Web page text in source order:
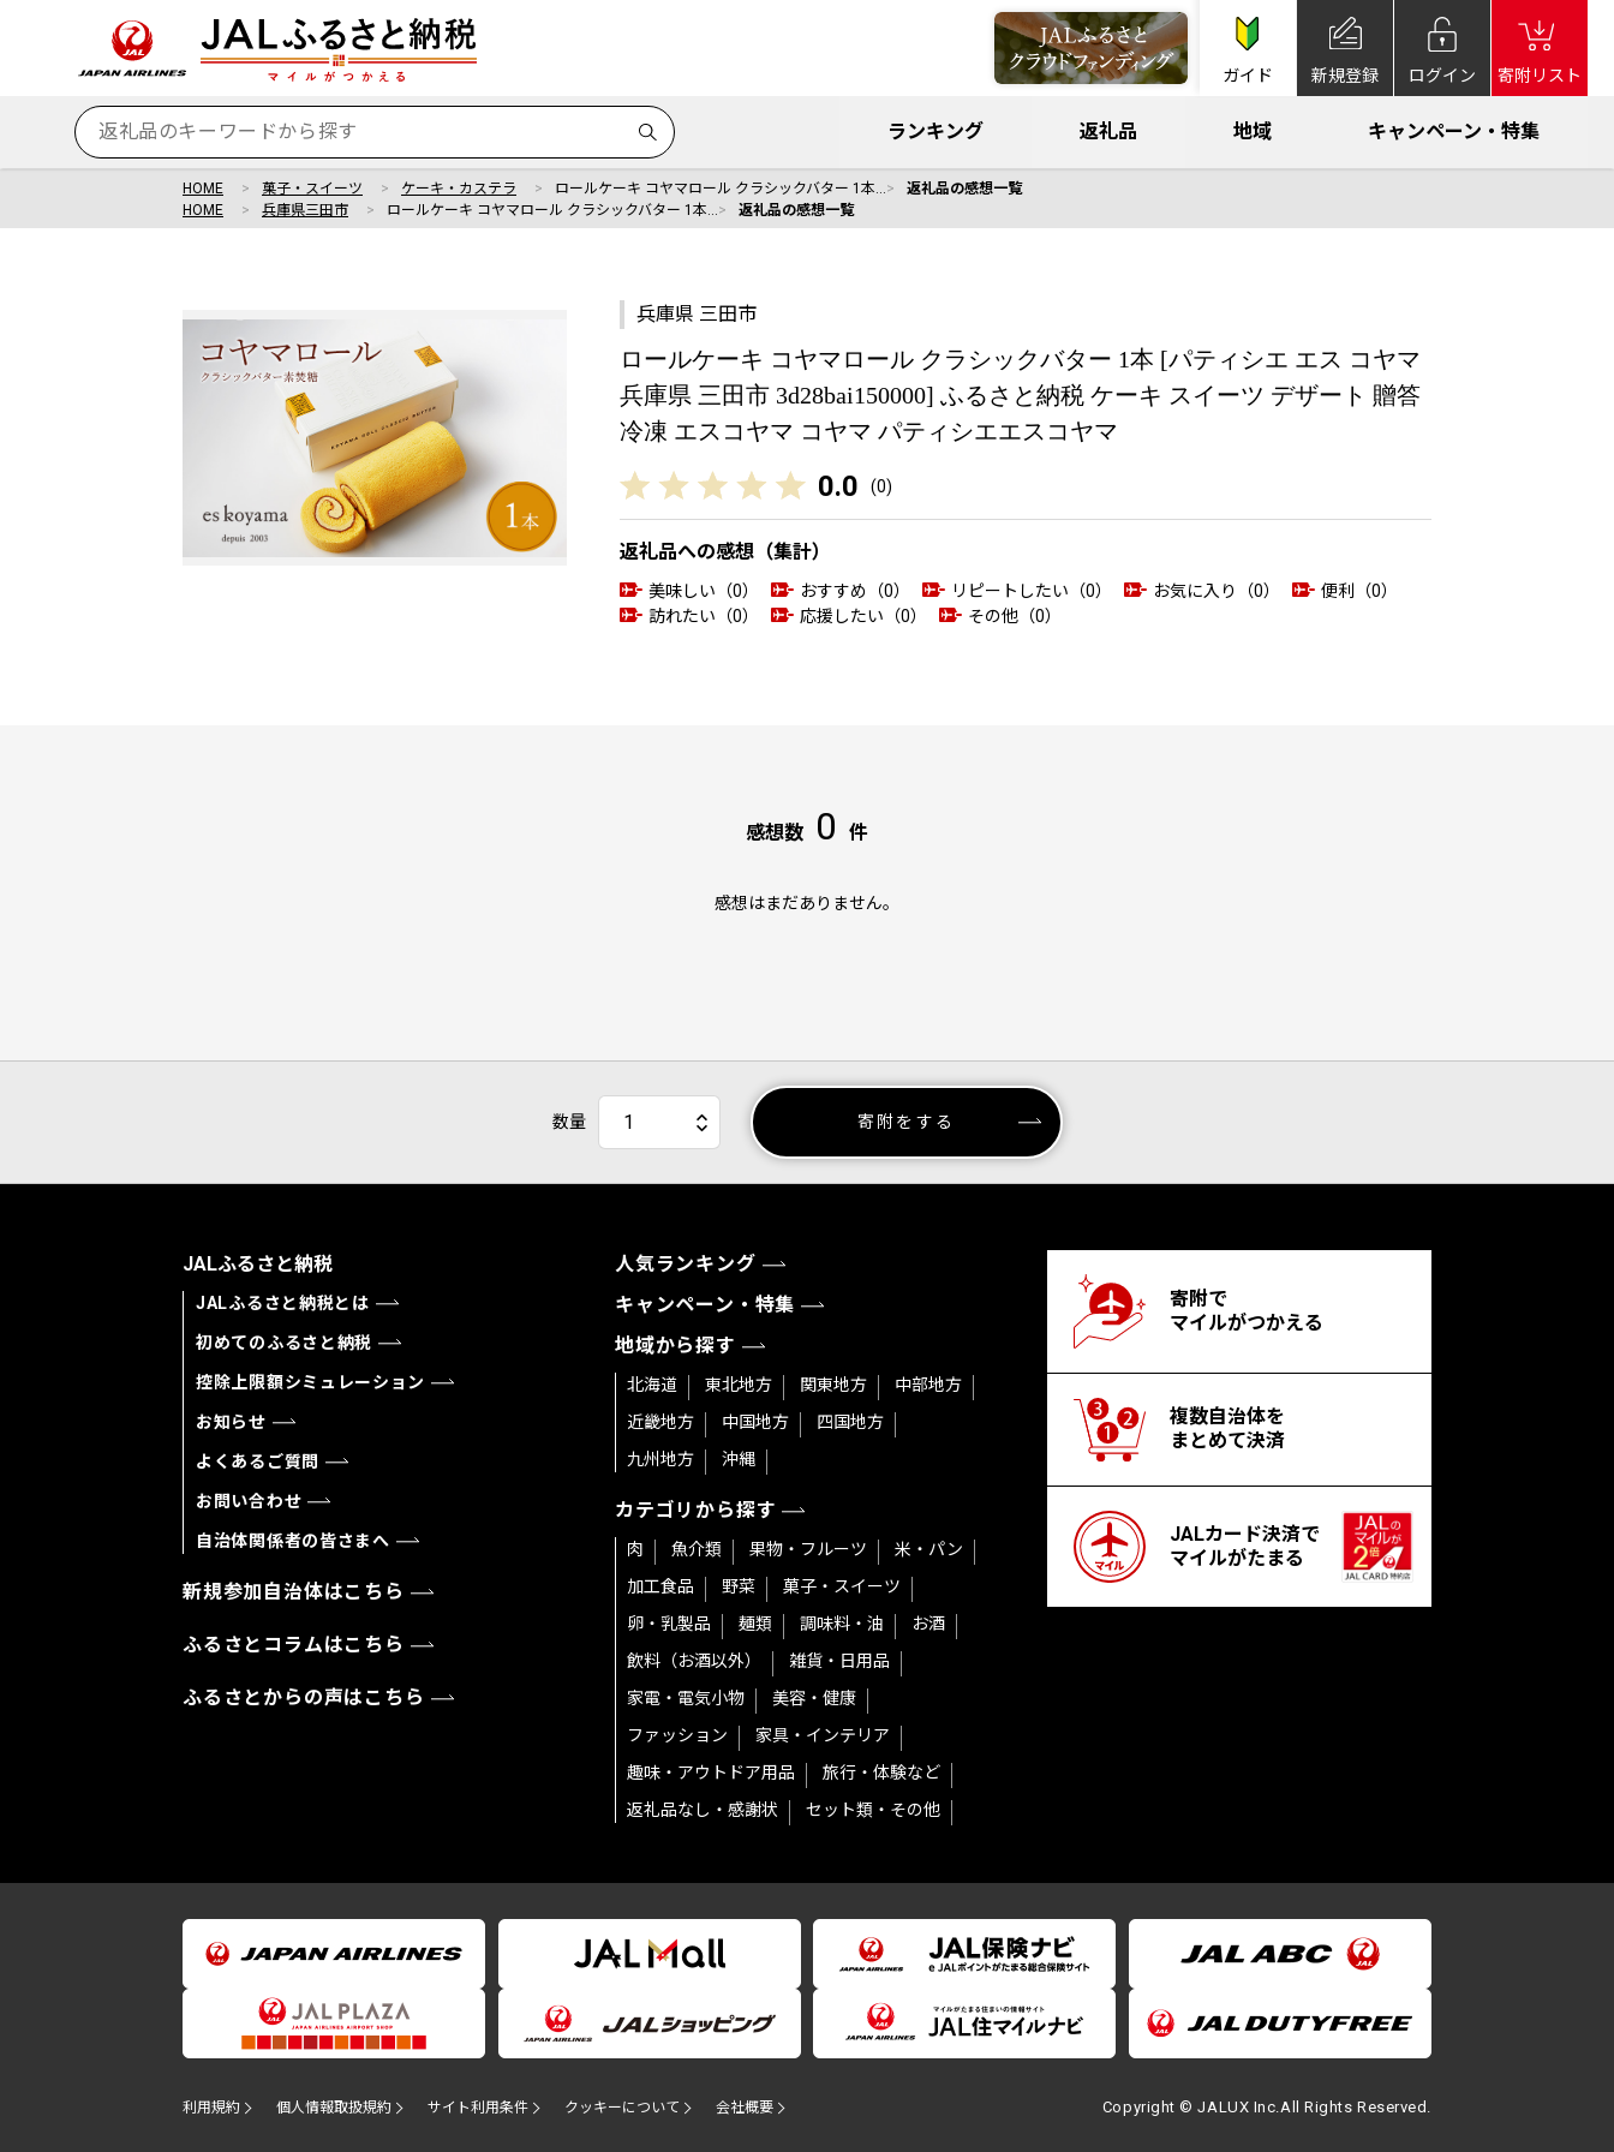
ガイド 新規登録 ログイン 寄附リスト
ランキング 返礼品 地域 キャンペーン・特集
HOME 菓子・スイーツ ケーキ・カステラ ロールケーキ コヤマロール クラシックバター 1本…
返礼品の感想一覧
HOME
兵庫県三田市 ロールケーキ コヤマロール クラシックバター 1本… 返礼品の感想一覧
兵庫県 三田市
ロールケーキ コヤマロール クラシックバター 1本 [パティシエ エス コヤマ
兵庫県 三田市 3d28bai150000] ふるさと納税 ケーキ スイーツ デザート 贈答
冷凍 エスコヤマ コヤマ パティシエエスコヤマ
0.0 (0)
返礼品への感想（集計）
美味しい（0） おすすめ（0） リピートしたい（0） お気に入り（0）
便利（0）
訪れたい（0）
応援したい（0） その他（0）
感想数 0 件
感想はまだありません。
数量 寄附をする
JALふるさと納税
JALふるさと納税とは
初めてのふるさと納税
控除上限額シミュレーション
お知らせ
よくあるご質問
お問い合わせ
自治体関係者の皆さまへ
新規参加自治体はこちら
ふるさとコラムはこちら
ふるさとからの声はこちら
人気ランキング
キャンペーン・特集
地域から探す
北海道 東北地方 関東地方
中部地方
近畿地方
中国地方
四国地方
九州地方
沖縄
カテゴリから探す
肉 魚介類 果物・フルーツ
米・パン
加工食品
野菜
菓子・スイーツ
卵・乳製品
麺類 調味料・油
お酒
飲料（お酒以外）
雑貨・日用品
家電・電気小物
美容・健康
ファッション
家具・インテリア
趣味・アウトドア用品
旅行・体験など
返礼品なし・感謝状
セット類・その他
寄附で
マイルがつかえる
複数自治体を
まとめて決済
JALカード決済で
マイルがたまる
利用規約 個人情報取扱規約 サイト利用条件 クッキーについて 会社概要 Copyright © JALUX Inc.All Rights Reserved.